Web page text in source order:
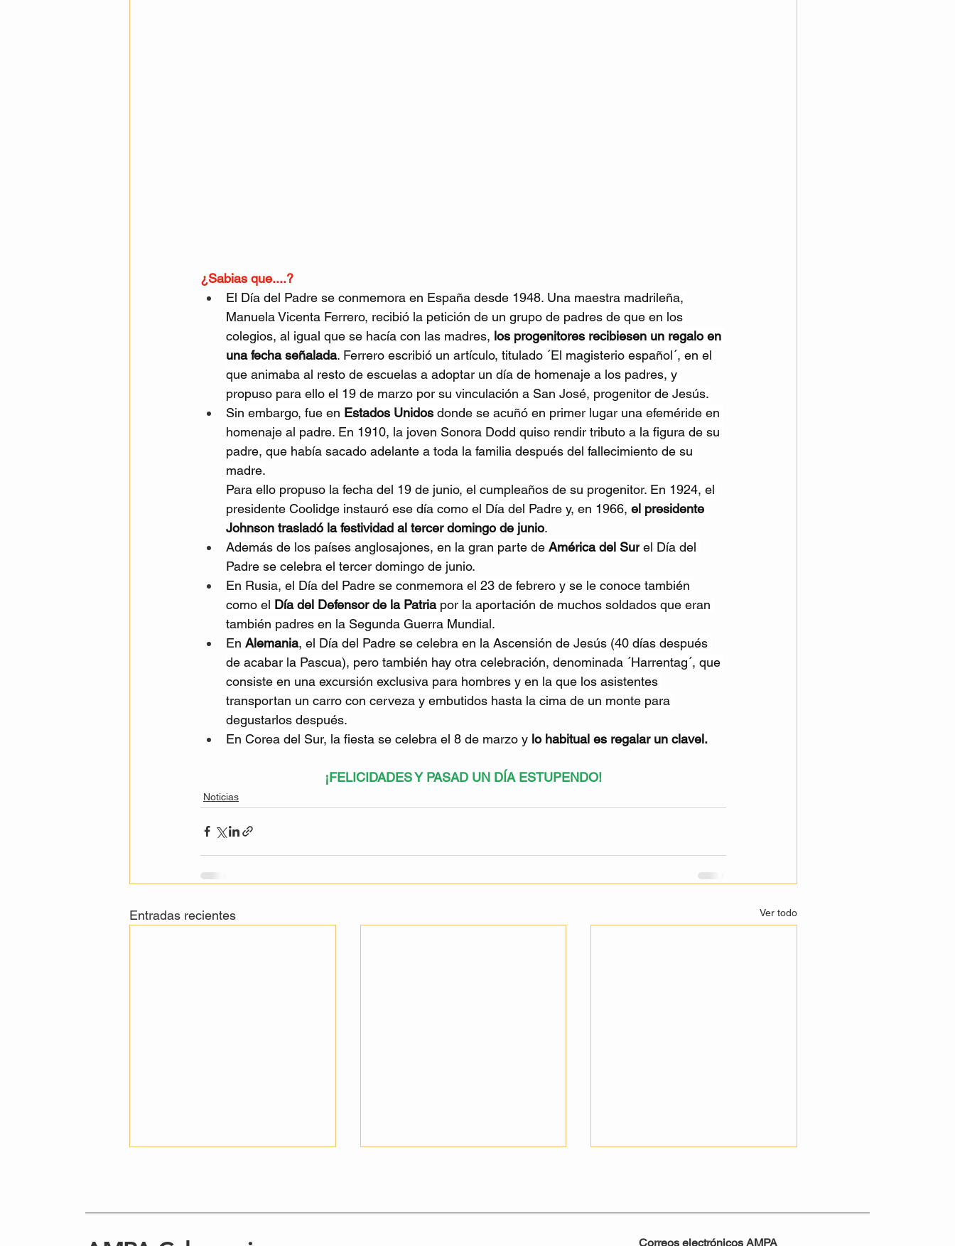
¿Sabias que....?
El Día del Padre se conmemora en España desde 1948. Una maestra madrileña,
Manuela Vicenta Ferrero, recibió la petición de un grupo de padres de que en los
colegios, al igual que se hacía con las madres, los progenitores recibiesen un regalo en
una fecha señalada. Ferrero escribió un artículo, titulado ´El magisterio español´, en el
que animaba al resto de escuelas a adoptar un día de homenaje a los padres, y
propuso para ello el 19 de marzo por su vinculación a San José, progenitor de Jesús.
Sin embargo, fue en Estados Unidos donde se acuñó en primer lugar una efeméride en
homenaje al padre. En 1910, la joven Sonora Dodd quiso rendir tributo a la figura de su
padre, que había sacado adelante a toda la familia después del fallecimiento de su
madre.
Para ello propuso la fecha del 19 de junio, el cumpleaños de su progenitor. En 1924, el
presidente Coolidge instauró ese día como el Día del Padre y, en 1966, el presidente
Johnson trasladó la festividad al tercer domingo de junio.
Además de los países anglosajones, en la gran parte de América del Sur el Día del
Padre se celebra el tercer domingo de junio.
En Rusia, el Día del Padre se conmemora el 23 de febrero y se le conoce también
como el Día del Defensor de la Patria por la aportación de muchos soldados que eran
también padres en la Segunda Guerra Mundial.
En Alemania, el Día del Padre se celebra en la Ascensión de Jesús (40 días después
de acabar la Pascua), pero también hay otra celebración, denominada ´Harrentag´, que
consiste en una excursión exclusiva para hombres y en la que los asistentes
transportan un carro con cerveza y embutidos hasta la cima de un monte para
degustarlos después.
En Corea del Sur, la fiesta se celebra el 8 de marzo y lo habitual es regalar un clavel.
¡FELICIDADES Y PASAD UN DÍA ESTUPENDO!
Noticias
Entradas recientes Ver todo
Correos electrónicos AMPA